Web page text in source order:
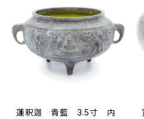
蓮釈迦 青藍 3.5寸 内